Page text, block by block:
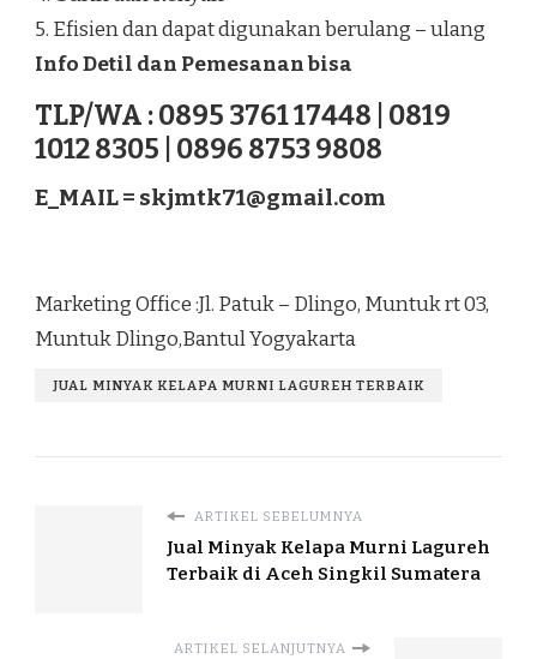
5. Efisien dan dapat digunakan berulang – ulang
Info Detil dan Pemesanan bisa
TLP/WA : 0895 3761 17448 | 0819
1012 8305 | 0896 8753 9808
E_MAIL = skjmtk71@gmail.com
Marketing Office :Jl. Patuk – Dlingo, Muntuk rt 03,
Muntuk Dlingo,Bantul Yogyakarta
JUAL MINYAK KELAPA MURNI LAGUREH TERBAIK
ARTIKEL SEBELUMNYA
Jual Minyak Kelapa Murni Lagureh
Terbaik di Aceh Singkil Sumatera
ARTIKEL SELANJUTNYA